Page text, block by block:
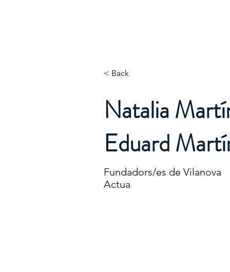
< Back
Natalia
Eduard
Fundadors/es de Vilanova
Actua